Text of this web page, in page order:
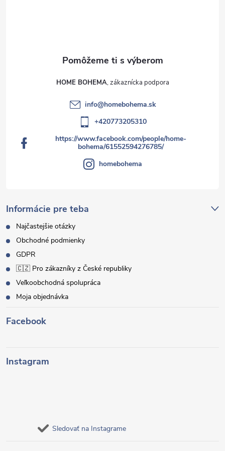
Informácie pre teba
Najčastejšie otázky
Obchodné podmienky
GDPR
🇨🇿 Pro zákazníky z České republiky
Veľkoobchodná spolupráca
Moja objednávka
HOME BOHEMA
info@homebohema.sk
+420773205310
https://www.facebook.com/people/home-
bohema/61552594276785/
homebohema
Facebook
Instagram
Sledovať na Instagrame